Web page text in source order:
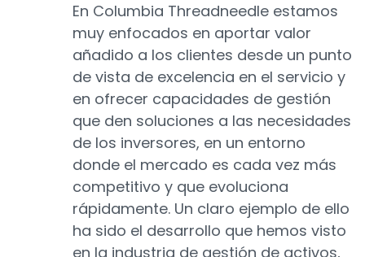
En Columbia Threadneedle estamos
muy enfocados en aportar valor
añadido a los clientes desde un punto
de vista de excelencia en el servicio y
en ofrecer capacidades de gestión
que den soluciones a las necesidades
de los inversores, en un entorno
donde el mercado es cada vez más
competitivo y que evoluciona
rápidamente. Un claro ejemplo de ello
ha sido el desarrollo que hemos visto
en la industria de gestión de activos,